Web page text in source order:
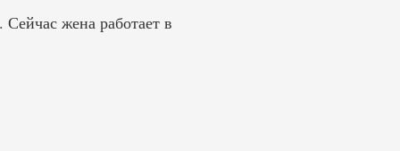
жена работает в